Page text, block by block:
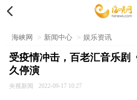

海峡网 > 新闻中心 > 娱乐资讯
受疫情冲击，百老汇音乐剧
久停演
央视新闻 2022-09-17 10:27